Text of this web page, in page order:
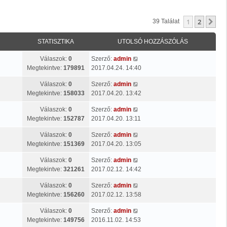
39 Találat 1 2
STATISZTIKA UTOLSÓ HOZZÁSZÓLÁS
Válaszok: 0
Megtekintve: 179891
Szerző: admin
2017.04.24. 14:40
Válaszok: 0
Megtekintve: 158033
Szerző: admin
2017.04.20. 13:42
Válaszok: 0
Megtekintve: 152787
Szerző: admin
2017.04.20. 13:11
Válaszok: 0
Megtekintve: 151369
Szerző: admin
2017.04.20. 13:05
Válaszok: 0
Megtekintve: 321261
Szerző: admin
2017.02.12. 14:42
Válaszok: 0
Megtekintve: 156260
Szerző: admin
2017.02.12. 13:58
Válaszok: 0
Megtekintve: 149756
Szerző: admin
2016.11.02. 14:53